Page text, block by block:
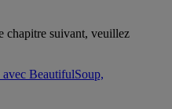
chapitre suivant, veuillez
BeautifulSoup,